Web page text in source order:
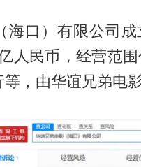
海口）有限公司
人民币，经营范
，由华谊兄弟电